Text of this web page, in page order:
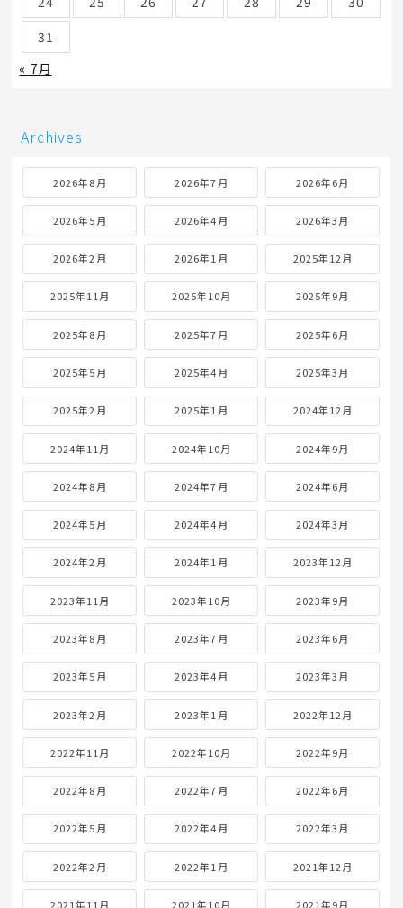
31
« 7月
Archives
2026年8月 2026年7月 2026年6月
2026年5月 2026年4月 2026年3月
2026年2月 2026年1月 2025年12月
2025年11月 2025年10月 2025年9月
2025年8月 2025年7月 2025年6月
2025年5月 2025年4月 2025年3月
2025年2月 2025年1月 2024年12月
2024年11月 2024年10月 2024年9月
2024年8月 2024年7月 2024年6月
2024年5月 2024年4月 2024年3月
2024年2月 2024年1月 2023年12月
2023年11月 2023年10月 2023年9月
2023年8月 2023年7月 2023年6月
2023年5月 2023年4月 2023年3月
2023年2月 2023年1月 2022年12月
2022年11月 2022年10月 2022年9月
2022年8月 2022年7月 2022年6月
2022年5月 2022年4月 2022年3月
2022年2月 2022年1月 2021年12月
2021年11月 2021年10月 2021年9月